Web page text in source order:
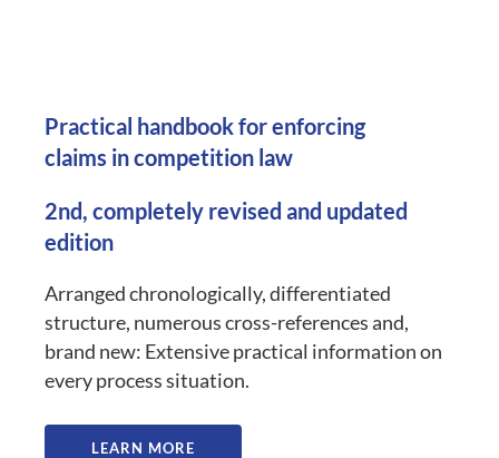
Practical handbook for enforcing
claims in competition law
2nd, completely revised and updated
edition
Arranged chronologically, differentiated
structure, numerous cross-references and,
brand new: Extensive practical information on
every process situation.
LEARN MORE